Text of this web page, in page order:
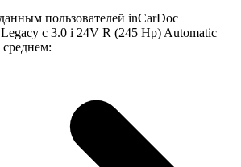
пользователей inCarDoc
с 3.0 i 24V R (245 Hp) Automatic
среднем: